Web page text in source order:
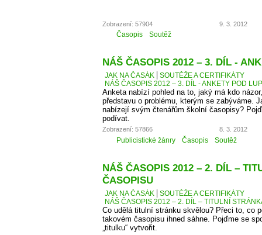
Zobrazení: 57904 9. 3. 2012
Časopis Soutěž
NÁŠ ČASOPIS 2012 – 3. DÍL -
JAK NA ČASÁK
SOUTĚŽE A CERTIFIKÁTY
NÁŠ ČASOPIS 2012 – 3. DÍL - ANKETY POD
Anketa nabízí pohled na to, jaký má kdo
představu o problému, kterým se zabýváme.
nabízejí svým čtenářům školní časopisy?
podívat.
Zobrazení: 57866 8. 3. 2012
Publicistické žánry Časopis Soutěž
NÁŠ ČASOPIS 2012 – 2. DÍL –
ČASOPISU
JAK NA ČASÁK
SOUTĚŽE A CERTIFIKÁTY
NÁŠ ČASOPIS 2012 – 2. DÍL – TITULNÍ
Co udělá titulní stránku skvělou? Přeci to, co
takovém časopisu ihned sáhne. Pojďme se
„titulku“ vytvořit.